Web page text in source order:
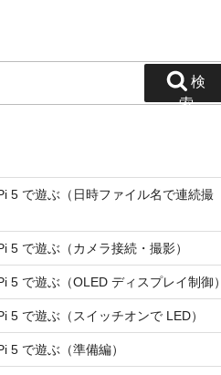
索
5 で遊ぶ（日時ファイル名で連続撮
5 で遊ぶ（カメラ接続・撮影）
5 で遊ぶ（OLED ディスプレイ制御）
5 で遊ぶ（スイッチオンで LED）
5 で遊ぶ（準備編）